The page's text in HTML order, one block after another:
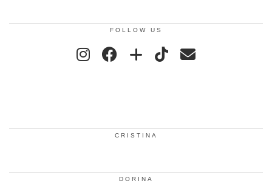
FOLLOW US
CRISTINA
DORINA